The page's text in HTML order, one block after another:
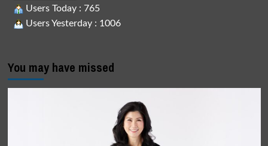
Users Today : 765
Users Yesterday : 1006
You may have missed